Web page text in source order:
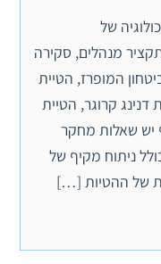
של
מנהלים, סקירה
המופרז, הטיית
קרוגר, הטיית
יש שאלות מחקר
ניתוח מקיף של
של ההטיות […]